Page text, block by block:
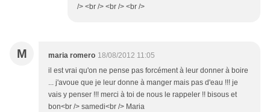
/> <br /> <br /> <br />
M maria romero 18/08/2012 11:05
il est vrai qu'on ne pense pas forcément à leur donner à boire
... j'avoue que je leur donne à manger mais pas d'eau !!! je
vais y penser !!! merci à toi de nous le rappeler !! bisous et
bon<br /> samedi<br /> Maria